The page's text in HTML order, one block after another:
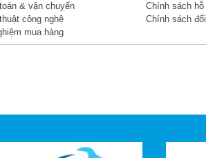
& vận chuyển
công nghệ
mua hàng
Chính sách
Chính sách